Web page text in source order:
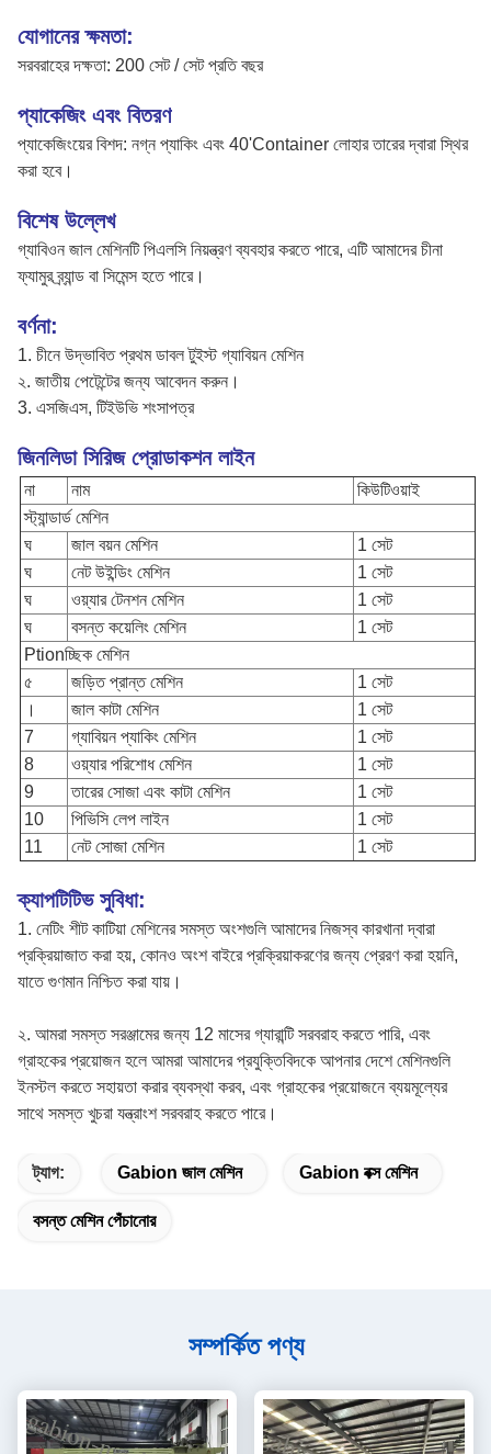
যোগানের ক্ষমতা:
সরবরাহের দক্ষতা: 200 সেট / সেট প্রতি বছর
প্যাকেজিং এবং বিতরণ
প্যাকেজিংয়ের বিশদ: নগ্ন প্যাকিং এবং 40'Container লোহার তারের দ্বারা স্থির
করা হবে।
বিশেষ উল্লেখ
গ্যাবিওন জাল মেশিনটি পিএলসি নিয়ন্ত্রণ ব্যবহার করতে পারে, এটি আমাদের চীনা
ফ্যামুর ব্র্যান্ড বা সিমেন্স হতে পারে।
বর্ণনা:
1. চীনে উদ্ভাবিত প্রথম ডাবল টুইস্ট গ্যাবিয়ন মেশিন
২. জাতীয় পেটেন্টের জন্য আবেদন করুন।
3. এসজিএস, টিইউভি শংসাপত্র
জিনলিডা সিরিজ প্রোডাকশন লাইন
না নাম
কিউটিওয়াই
স্ট্যান্ডার্ড মেশিন
ঘ
জাল বয়ন মেশিন
1 সেট
ঘ
নেট উইন্ডিং মেশিন
1 সেট
ঘ
ওয়্যার টেনশন মেশিন
1 সেট
ঘ
বসন্ত কয়েলিং মেশিন
1 সেট
Ptionচ্ছিক মেশিন
৫
জড়িত প্রান্ত মেশিন
1 সেট
।
জাল কাটা মেশিন
1 সেট
7
গ্যাবিয়ন প্যাকিং মেশিন
1 সেট
8
ওয়্যার পরিশোধ মেশিন
1 সেট
9
তারের সোজা এবং কাটা মেশিন
1 সেট
10
পিভিসি লেপ লাইন
1 সেট
11
নেট সোজা মেশিন 1 সেট
ক্যাপটিটিভ সুবিধা:
1. নেটিং শীট কাটিয়া মেশিনের সমস্ত অংশগুলি আমাদের নিজস্ব কারখানা দ্বারা
প্রক্রিয়াজাত করা হয়, কোনও অংশ বাইরে প্রক্রিয়াকরণের জন্য প্রেরণ করা হয়নি,
যাতে গুণমান নিশ্চিত করা যায়।
২. আমরা সমস্ত সরঞ্জামের জন্য 12 মাসের গ্যারান্টি সরবরাহ করতে পারি, এবং
গ্রাহকের প্রয়োজন হলে আমরা আমাদের প্রযুক্তিবিদকে আপনার দেশে মেশিনগুলি
ইনস্টল করতে সহায়তা করার ব্যবস্থা করব, এবং গ্রাহকের প্রয়োজনে ব্যয়মূল্যের
সাথে সমস্ত খুচরা যন্ত্রাংশ সরবরাহ করতে পারে।
ট্যাগ: Gabion জাল মেশিন Gabion বক্স মেশিন
বসন্ত মেশিন পেঁচানোর
সম্পর্কিত পণ্য